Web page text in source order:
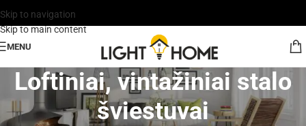
Skip to navigation
Skip to main content
MENU
Loftiniai, vintažiniai stalo
šviestuvai